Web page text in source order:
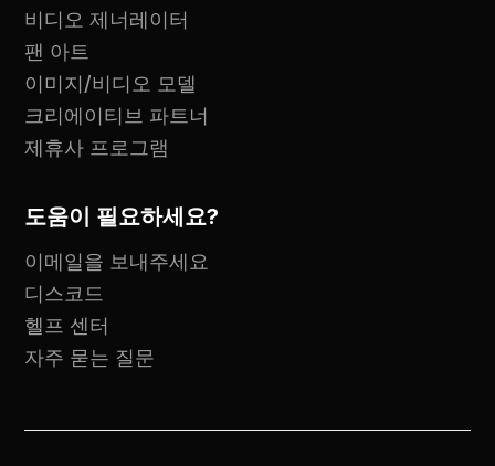
비디오 제너레이터
팬 아트
이미지/비디오 모델
크리에이티브 파트너
제휴사 프로그램
도움이 필요하세요?
이메일을 보내주세요
디스코드
헬프 센터
자주 묻는 질문